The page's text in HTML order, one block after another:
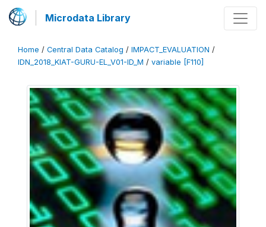
Microdata Library
Home / Central Data Catalog / IMPACT_EVALUATION /
IDN_2018_KIAT-GURU-EL_V01-ID_M / variable [F110]